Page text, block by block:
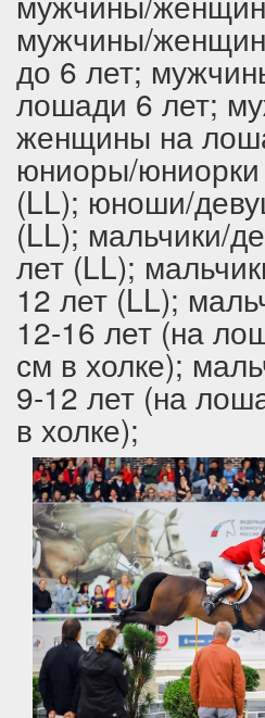
мужчины/
до 6 лет;
лошади 6 лет;
женщины на
юниоры/юниорки
(LL); юноши/
(LL); мальчики/
лет (LL);
12 лет (LL);
12-16 лет (на
см в холке);
9-12 лет (на
в холке);